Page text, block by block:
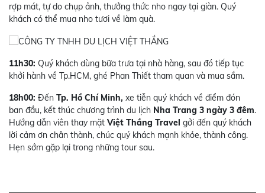
rợp mát, tự do chụp ảnh, thưởng thức nho ngay tại giàn. Quý
khách có thể mua nho tươi về làm quà.
11h30: Quý khách dùng bữa trưa tại nhà hàng, sau đó tiếp tục
khởi hành về Tp.HCM, ghé Phan Thiết tham quan và mua sắm.
18h00: Đến Tp. Hồ Chí Minh, xe tiễn quý khách về điểm đón
ban đầu, kết thúc chương trình du lịch Nha Trang 3 ngày 3 đêm.
Hướng dẫn viên thay mặt Việt Thắng Travel gởi đến quý khách
lời cảm ơn chân thành, chúc quý khách mạnh khỏe, thành công.
Hẹn sớm gặp lại trong những tour sau.